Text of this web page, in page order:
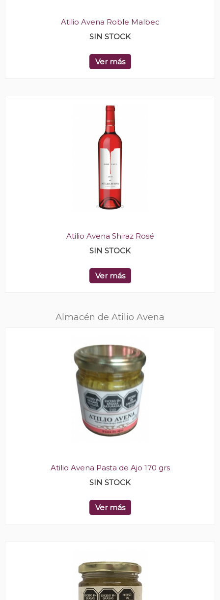
Atilio Avena Roble Malbec
SIN STOCK
Ver más
Atilio Avena Shiraz Rosé
SIN STOCK
Ver más
Almacén de Atilio Avena
Atilio Avena Pasta de Ajo 170 grs
SIN STOCK
Ver más